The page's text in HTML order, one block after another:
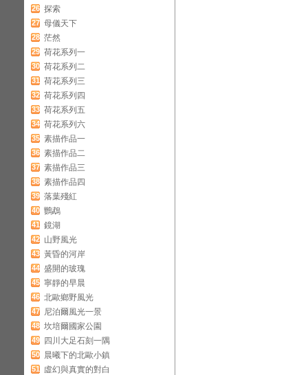
26 探索
27 母儀天下
28 茫然
29 荷花系列一
30 荷花系列二
31 荷花系列三
32 荷花系列四
33 荷花系列五
34 荷花系列六
35 素描作品一
36 素描作品二
37 素描作品三
38 素描作品四
39 落葉殘紅
40 鸚鵡
41 鏡湖
42 山野風光
43 黃昏的河岸
44 盛開的玻瑰
45 寧靜的早晨
46 北歐鄉野風光
47 尼泊爾風光一景
48 坎培爾國家公園
49 四川大足石刻一隅
50 晨曦下的北歐小鎮
51 虛幻與真實的對白